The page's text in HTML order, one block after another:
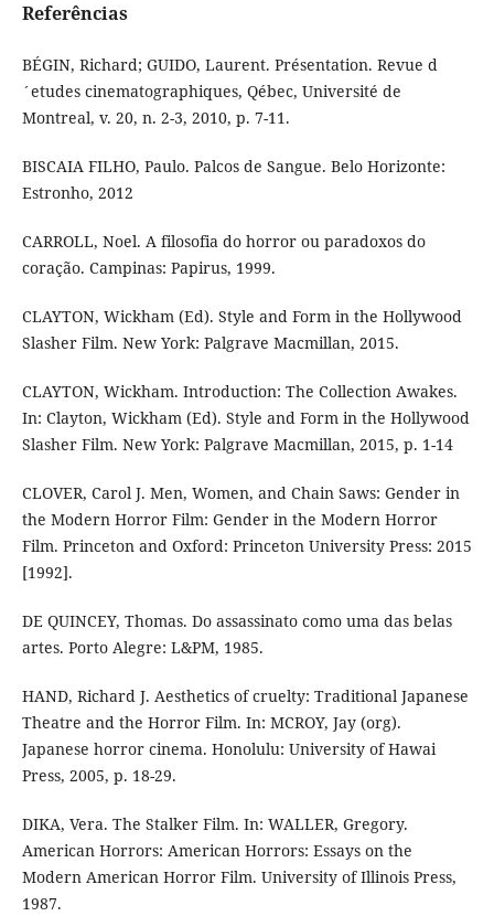
Referências
BÉGIN, Richard; GUIDO, Laurent. Présentation. Revue d
´etudes cinematographiques, Qébec, Université de
Montreal, v. 20, n. 2-3, 2010, p. 7-11.
BISCAIA FILHO, Paulo. Palcos de Sangue. Belo Horizonte:
Estronho, 2012
CARROLL, Noel. A filosofia do horror ou paradoxos do
coração. Campinas: Papirus, 1999.
CLAYTON, Wickham (Ed). Style and Form in the Hollywood
Slasher Film. New York: Palgrave Macmillan, 2015.
CLAYTON, Wickham. Introduction: The Collection Awakes.
In: Clayton, Wickham (Ed). Style and Form in the Hollywood
Slasher Film. New York: Palgrave Macmillan, 2015, p. 1-14
CLOVER, Carol J. Men, Women, and Chain Saws: Gender in
the Modern Horror Film: Gender in the Modern Horror
Film. Princeton and Oxford: Princeton University Press: 2015
[1992].
DE QUINCEY, Thomas. Do assassinato como uma das belas
artes. Porto Alegre: L&PM, 1985.
HAND, Richard J. Aesthetics of cruelty: Traditional Japanese
Theatre and the Horror Film. In: MCROY, Jay (org).
Japanese horror cinema. Honolulu: University of Hawai
Press, 2005, p. 18-29.
DIKA, Vera. The Stalker Film. In: WALLER, Gregory.
American Horrors: American Horrors: Essays on the
Modern American Horror Film. University of Illinois Press,
1987.